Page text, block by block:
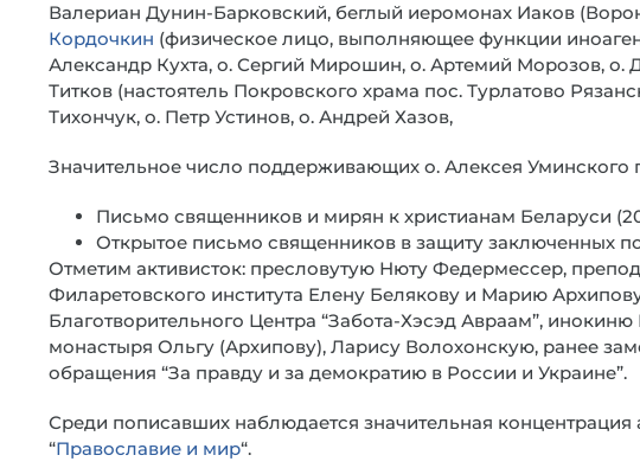
Валериан Дунин-Барковский, беглый иеромонах Иаков
Кордочкин (физическое лицо, выполняющее функции
Александр Кухта, о. Сергий Мирошин, о. Артемий Морозов, о.
Титков (настоятель Покровского храма пос. Турлатово
Тихончук, о. Петр Устинов, о. Андрей Хазов,
Значительное число поддерживающих о. Алексея Уминского
Письмо священников и мирян к христианам Беларуси
Открытое письмо священников в защиту заключенных
Отметим активисток: пресловутую Нюту Федермессер,
Филаретовского института Елену Белякову и Марию
Благотворительного Центра “Забота-Хэсэд Авраам”,
монастыря Ольгу (Архипову), Ларису Волохонскую, ранее
обращения “За правду и за демократию в России и Украине”.
Среди пописавших наблюдается значительная концентрация
“Православие и мир“.